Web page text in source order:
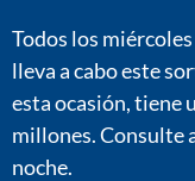
Todos los
lleva a cabo este
esta ocasión, tiene
millones. Consulte
noche.